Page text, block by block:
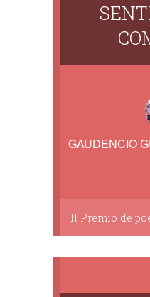
GAUDENCIO
II Premio de